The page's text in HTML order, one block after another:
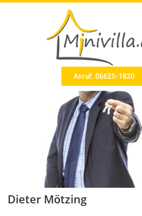
Anruf: 06625-1820
Dieter Mötzing